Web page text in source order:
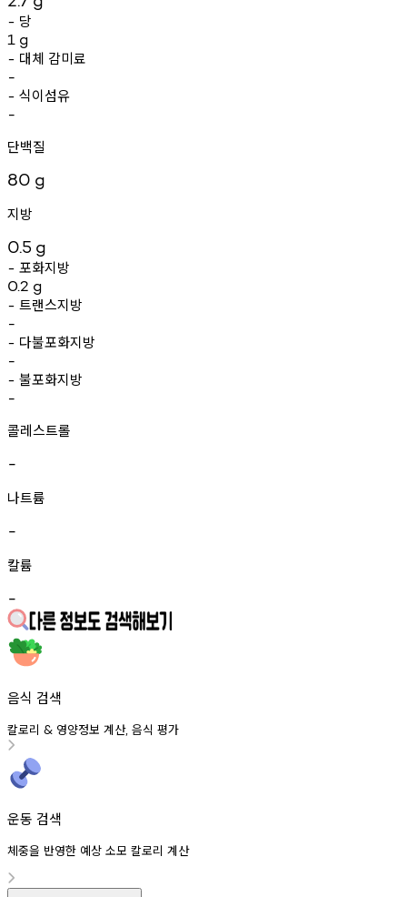
- 당
1 g
- 대체 감미료
-
- 식이섬유
-
단백질
80 g
지방
0.5 g
- 포화지방
0.2 g
- 트랜스지방
-
- 다불포화지방
-
- 불포화지방
-
콜레스트롤
-
나트륨
-
칼륨
-
음식 검색
칼로리 & 영양정보 계산, 음식 평가
운동 검색
체중을 반영한 예상 소모 칼로리 계산